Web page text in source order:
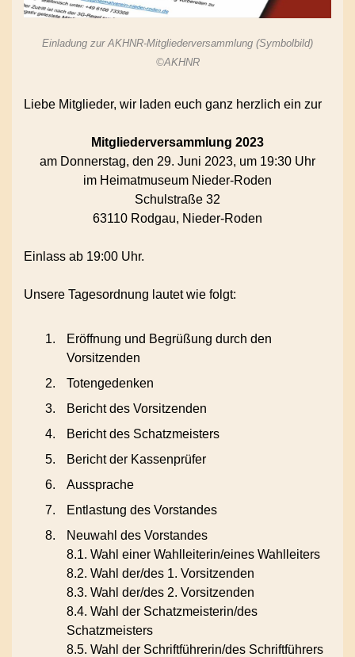
Einladung zur AKHNR-Mitgliederversammlung (Symbolbild)
©AKHNR
Liebe Mitglieder, wir laden euch ganz herzlich ein zur
Mitgliederversammlung 2023
am Donnerstag, den 29. Juni 2023, um 19:30 Uhr
im Heimatmuseum Nieder-Roden
Schulstraße 32
63110 Rodgau, Nieder-Roden
Einlass ab 19:00 Uhr.
Unsere Tagesordnung lautet wie folgt:
Eröffnung und Begrüßung durch den
Vorsitzenden
Totengedenken
Bericht des Vorsitzenden
Bericht des Schatzmeisters
Bericht der Kassenprüfer
Aussprache
Entlastung des Vorstandes
Neuwahl des Vorstandes
8.1. Wahl einer Wahlleiterin/eines Wahlleiters
8.2. Wahl der/des 1. Vorsitzenden
8.3. Wahl der/des 2. Vorsitzenden
8.4. Wahl der Schatzmeisterin/des
Schatzmeisters
8.5. Wahl der Schriftführerin/des Schriftführers